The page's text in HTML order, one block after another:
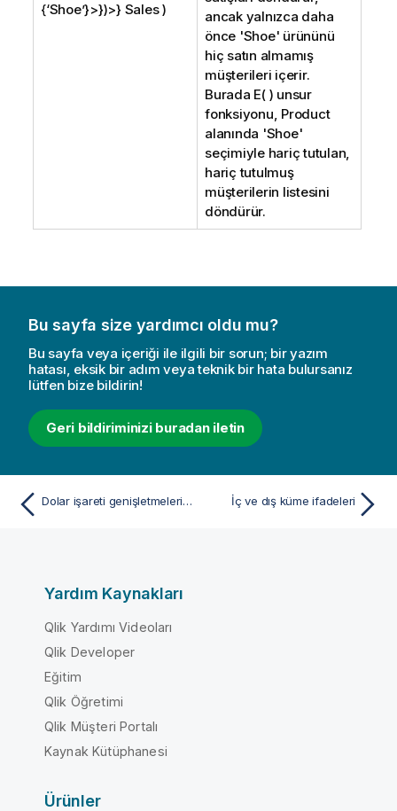
{‘Shoe’}>})>} Sales )
ancak yalnızca daha
önce 'Shoe' ürününü
hiç satın almamış
müşterileri içerir.
Burada E( ) unsur
fonksiyonu, Product
alanında 'Shoe'
seçimiyle hariç tutulan,
hariç tutulmuş
müşterilerin listesini
döndürür.
Bu sayfa size yardımcı oldu mu?
Bu sayfa veya içeriği ile ilgili bir sorun; bir yazım
hatası, eksik bir adım veya teknik bir hata bulursanız
lütfen bize bildirin!
Geri bildiriminizi buradan iletin
Dolar işareti genişletmeleri içeren set değiştiricileri İç ve dış küme ifadeleri
Yardım Kaynakları
Qlik Yardımı Videoları
Qlik Developer
Eğitim
Qlik Öğretimi
Qlik Müşteri Portalı
Kaynak Kütüphanesi
Ürünler